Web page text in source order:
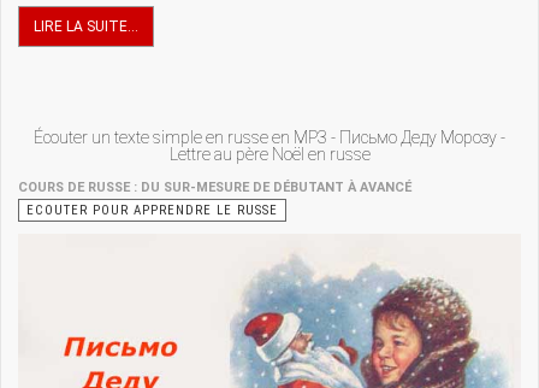
LIRE LA SUITE...
Écouter un texte simple en russe en MP3 - Письмо Деду Морозу -
Lettre au père Noël en russe
COURS DE RUSSE : DU SUR-MESURE DE DÉBUTANT À AVANCÉ
ECOUTER POUR APPRENDRE LE RUSSE